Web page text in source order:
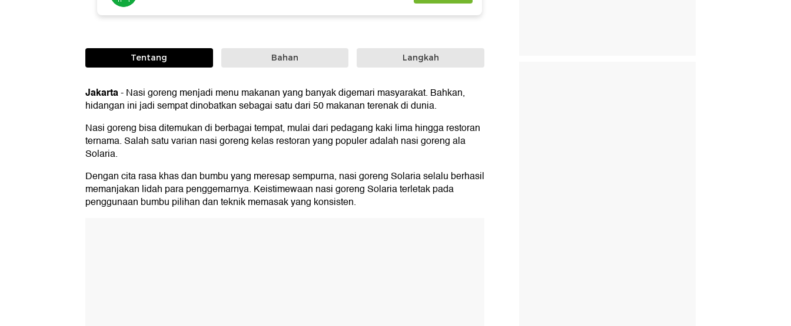
Tentang Bahan Langkah
Jakarta-Nasi goreng menjadi menu makanan yang banyak digemari masyarakat. Bahkan,
hidangan ini jadi sempat dinobatkan sebagai satu dari 50 makanan terenak di dunia.
Nasi goreng bisa ditemukan di berbagai tempat, mulai dari pedagang kaki lima hingga restoran
ternama. Salah satu varian nasi goreng kelas restoran yang populer adalah nasi goreng ala
Solaria.
Dengan cita rasa khas dan bumbu yang meresap sempurna, nasi goreng Solaria selalu berhasil
memanjakan lidah para penggemarnya. Keistimewaan nasi goreng Solaria terletak pada
penggunaan bumbu pilihan dan teknik memasak yang konsisten.